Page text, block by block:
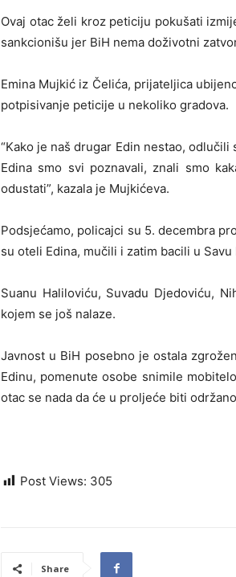
Ovaj otac želi kroz peticiju pokušati
sankcionišu jer BiH nema doživotni
Emina Mujkić iz Čelića, prijateljica
potpisivanje peticije u nekoliko gradova.
“Kako je naš drugar Edin nestao,
Edina smo svi poznavali, znali smo
odustati”, kazala je Mujkićeva.
Podsjećamo, policajci su 5. decembra
su oteli Edina, mučili i zatim bacili u
Suanu Haliloviću, Suvadu Djedoviću,
kojem se još nalaze.
Javnost u BiH posebno je ostala
Edinu, pomenute osobe snimile
otac se nada da će u proljeće biti
Post Views: 305
Share